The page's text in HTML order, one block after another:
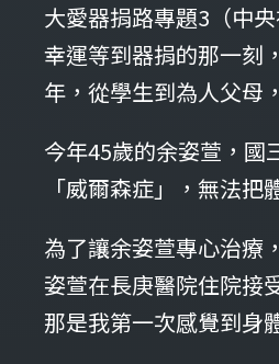
大愛器捐路專題3（中
幸運等到器捐的那一刻
年，從學生到為人父母
今年45歲的余姿萱，國
「威爾森症」，無法
為了讓余姿萱專心治療
姿萱在長庚醫院住院接
那是我第一次感覺到身